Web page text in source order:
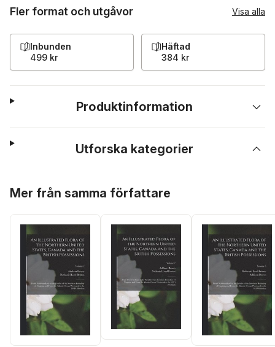
Fler format och utgåvor Visa alla
Inbunden
499 kr
Häftad
384 kr
Produktinformation
Utforska kategorier
Mer från samma författare